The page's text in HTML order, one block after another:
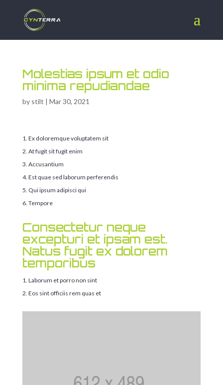
Molestias ipsum et odio
minima repudiandae
by stilt | Mar 30, 2021
Ex doloremque voluptatem sit
At fugit sit fugit enim
Accusantium
Est quae sed laborum perferendis
Qui ipsum adipisci qui
Tempore
Consectetur neque
excepturi et ipsam est.
Natus fugit ex dolorem
temporibus
Laborum et porro non sint
Eos sint officiis rem quas et